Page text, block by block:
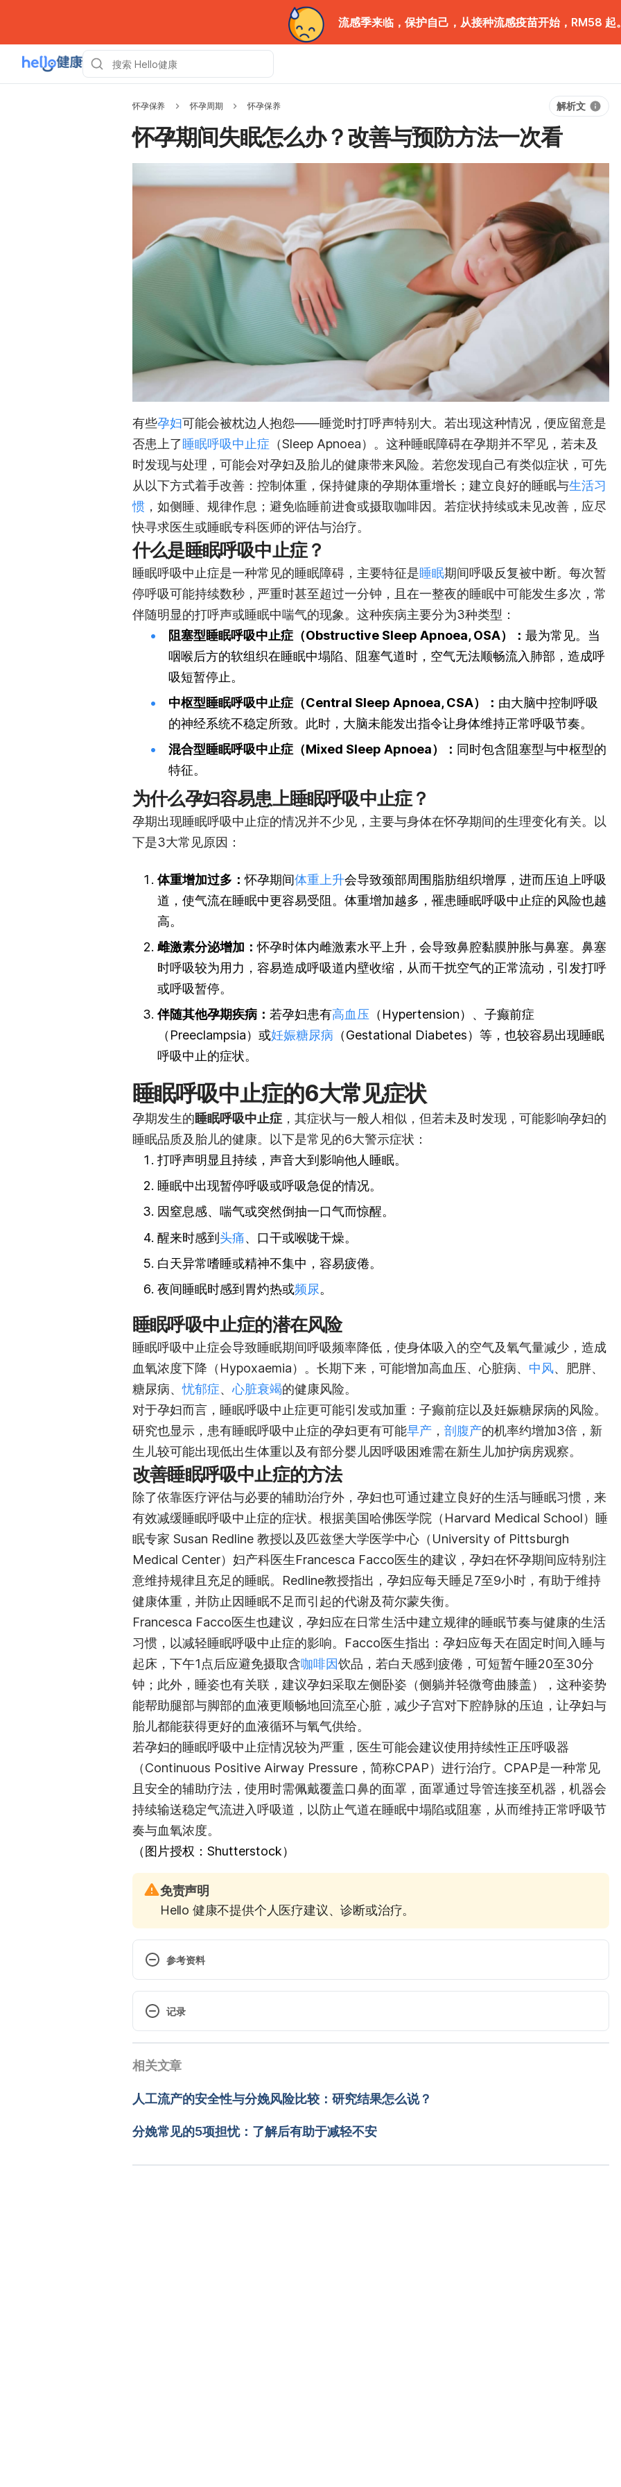
流感季来临，保护自己，从接种流感疫苗开始，RM58 起
怀孕保养 怀孕周期 怀孕保养 解析文
怀孕期间失眠怎么办？改善与预防方法一次看
有些孕妇可能会被枕边人抱怨——睡觉时打呼声特别大。若出现这种情况，便应留意是
否患上了睡眠呼吸中止症 （Sleep Apnoea）。这种睡眠障碍在孕期并不罕见，若未及
时发现与处理，可能会对孕妇及胎儿的健康带来风险。若您发现自己有类似症状，可先
从以下方式着手改善：控制体重，保持健康的孕期体重增长；建立良好的睡眠与生活习
惯 ，如侧睡、规律作息；避免临睡前进食或摄取咖啡因。若症状持续或未见改善，应尽
快寻求医生或睡眠专科医师的评估与治疗。
什么是睡眠呼吸中止症？
睡眠呼吸中止症是一种常见的睡眠障碍，主要特征是睡眠期间呼吸反复被中断。每次暂
停呼吸可能持续数秒，严重时甚至超过一分钟，且在一整夜的睡眠中可能发生多次，常
伴随明显的打呼声或睡眠中喘气的现象。这种疾病主要分为3种类型：
阻塞型睡眠呼吸中止症（Obstructive Sleep Apnoea, OSA）： 最为常见。当
咽喉后方的软组织在睡眠中塌陷、阻塞气道时，空气无法顺畅流入肺部，造成呼
吸短暂停止。
中枢型睡眠呼吸中止症（Central Sleep Apnoea, CSA）： 由大脑中控制呼吸
的神经系统不稳定所致。此时，大脑未能发出指令让身体维持正常呼吸节奏。
混合型睡眠呼吸中止症（Mixed Sleep Apnoea）： 同时包含阻塞型与中枢型的
特征。
为什么孕妇容易患上睡眠呼吸中止症？
孕期出现睡眠呼吸中止症的情况并不少见，主要与身体在怀孕期间的生理变化有关。以
下是3大常见原因：
体重增加过多：怀孕期间体重上升会导致颈部周围脂肪组织增厚，进而压迫上呼吸
道，使气流在睡眠中更容易受阻。体重增加越多，罹患睡眠呼吸中止症的风险也越
高。
雌激素分泌增加：怀孕时体内雌激素水平上升，会导致鼻腔黏膜肿胀与鼻塞。鼻塞
时呼吸较为用力，容易造成呼吸道内壁收缩，从而干扰空气的正常流动，引发打呼
或呼吸暂停。
伴随其他孕期疾病： 若孕妇患有高血压 （Hypertension）、子癫前症
（Preeclampsia）或妊娠糖尿病 （Gestational Diabetes）等，也较容易出现睡眠
呼吸中止的症状。
睡眠呼吸中止症的6大常见症状
孕期发生的睡眠呼吸中止症 ，其症状与一般人相似，但若未及时发现，可能影响孕妇的
睡眠品质及胎儿的健康。以下是常见的6大警示症状：
打呼声明显且持续，声音大到影响他人睡眠。
睡眠中出现暂停呼吸或呼吸急促的情况。
因窒息感、喘气或突然倒抽一口气而惊醒。
醒来时感到头痛、口干或喉咙干燥。
白天异常嗜睡或精神不集中，容易疲倦。
夜间睡眠时感到胃灼热或频尿。
睡眠呼吸中止症的潜在风险
睡眠呼吸中止症会导致睡眠期间呼吸频率降低，使身体吸入的空气及氧气量减少，造成
血氧浓度下降（Hypoxaemia）。长期下来，可能增加高血压、心脏病、 中风、肥胖、
糖尿病、忧郁症、心脏衰竭的健康风险。
对于孕妇而言，睡眠呼吸中止症更可能引发或加重：子癫前症以及妊娠糖尿病的风险。
研究也显示，患有睡眠呼吸中止症的孕妇更有可能早产 ， 剖腹产的机率约增加3倍，新
生儿较可能出现低出生体重以及有部分婴儿因呼吸困难需在新生儿加护病房观察。
改善睡眠呼吸中止症的方法
除了依靠医疗评估与必要的辅助治疗外，孕妇也可通过建立良好的生活与睡眠习惯，来
有效减缓睡眠呼吸中止症的症状。根据美国哈佛医学院（Harvard Medical School）睡
眠专家 Susan Redline 教授以及匹兹堡大学医学中心（University of Pittsburgh
Medical Center）妇产科医生Francesca Facco医生的建议，孕妇在怀孕期间应特别注
意维持规律且充足的睡眠。Redline教授指出，孕妇应每天睡足7至9小时，有助于维持
健康体重，并防止因睡眠不足而引起的代谢及荷尔蒙失衡。
Francesca Facco医生也建议，孕妇应在日常生活中建立规律的睡眠节奏与健康的生活
习惯，以减轻睡眠呼吸中止症的影响。Facco医生指出：孕妇应每天在固定时间入睡与
起床，下午1点后应避免摄取含咖啡因饮品，若白天感到疲倦，可短暂午睡20至30分
钟；此外，睡姿也有关联，建议孕妇采取左侧卧姿（侧躺并轻微弯曲膝盖），这种姿势
能帮助腿部与脚部的血液更顺畅地回流至心脏，减少子宫对下腔静脉的压迫，让孕妇与
胎儿都能获得更好的血液循环与氧气供给。
若孕妇的睡眠呼吸中止症情况较为严重，医生可能会建议使用持续性正压呼吸器
（Continuous Positive Airway Pressure，简称CPAP）进行治疗。CPAP是一种常见
且安全的辅助疗法，使用时需佩戴覆盖口鼻的面罩，面罩通过导管连接至机器，机器会
持续输送稳定气流进入呼吸道，以防止气道在睡眠中塌陷或阻塞，从而维持正常呼吸节
奏与血氧浓度。
（图片授权：Shutterstock）
免责声明
Hello 健康不提供个人医疗建议、诊断或治疗。
参考资料
Obstructive Sleep Apnea in Pregnancy.  https://www.verywellhealth.com/sleep-apnea-
Sleep Apnea During Pregnancy. https://www.thebump.com/a/sleep-apnea-during-
apnea in pregnancy.  https://www.healio.com/internal-medicine/womens-
habits-positions-essential-in-managing-sleep-apnea-in-pregnancy
记录
2025/11/12
醫學審稿： 賴建翰醫師
相关文章
人工流产的安全性与分娩风险比较：研究结果怎么说？
分娩常见的5项担忧：了解后有助于减轻不安